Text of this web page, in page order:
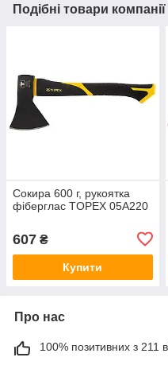
Подібні товари компанії
Сокира 600 г, рукоятка
фіберглас TOPEX 05A220
607 ₴
Купити
Про нас
100% позитивних з 211